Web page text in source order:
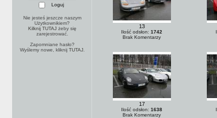
Nie jesteś jeszcze naszym
Użytkownikiem?
Kilknij TUTAJżeby się
zarejestrować.
Zapomniane hasło?
Wyślemy nowe, kliknij TUTAJ.
13
Ilość odsłon: 1742
Brak Komentarzy
17
Ilość odsłon: 1638
Brak Komentarzy